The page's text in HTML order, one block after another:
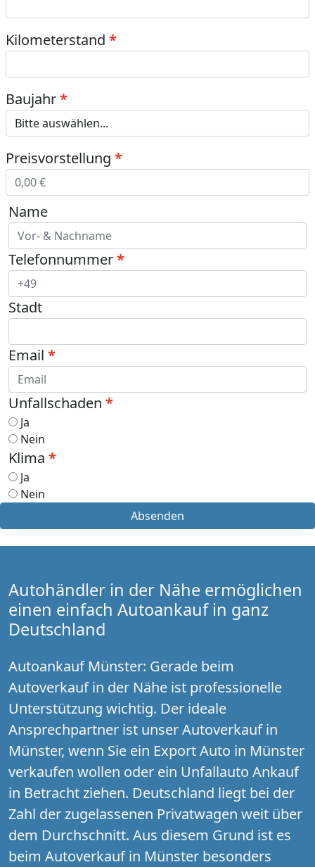
Kilometerstand
Baujahr
Preisvorstellung
Name
Telefonnummer
Stadt
Email
Unfallschaden
Ja
Nein
Klima
Ja
Nein
Absenden
Autohändler in der Nähe ermöglichen
einen einfach Autoankauf in ganz
Deutschland
Autoankauf Münster: Gerade beim
Autoverkauf in der Nähe ist professionelle
Unterstützung wichtig. Der ideale
Ansprechpartner ist unser Autoverkauf in
Münster, wenn Sie ein Export Auto in Münster
verkaufen wollen oder ein Unfallauto Ankauf
in Betracht ziehen. Deutschland liegt bei der
Zahl der zugelassenen Privatwagen weit über
dem Durchschnitt. Aus diesem Grund ist es
beim Autoverkauf in Münster besonders